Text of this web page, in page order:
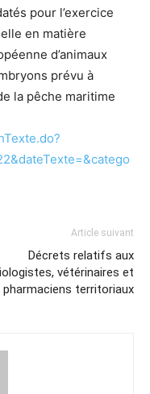
pour l’exercice
en matière
d’animaux
prévu à
la pêche maritime
Article suivant
Décrets relatifs aux
vétérinaires et
pharmaciens territoriaux